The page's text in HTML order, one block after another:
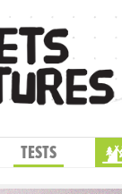
TESTS